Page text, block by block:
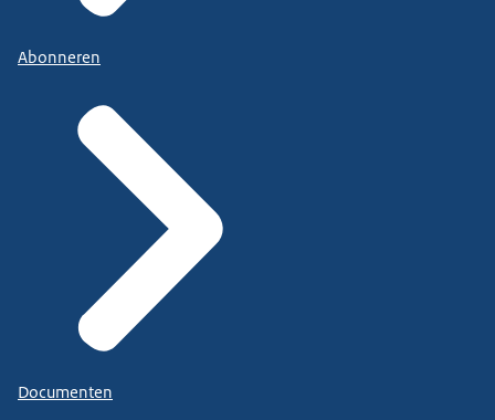
Abonneren
Documenten